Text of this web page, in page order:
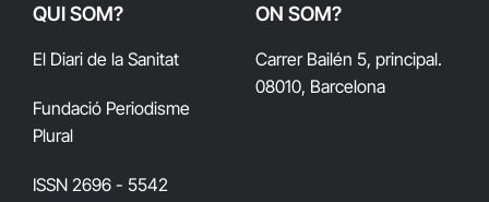
QUI SOM?
El Diari de la Sanitat
Fundació Periodisme
Plural
ISSN 2696 - 5542
ON SOM?
Carrer Bailén 5, principal.
08010, Barcelona